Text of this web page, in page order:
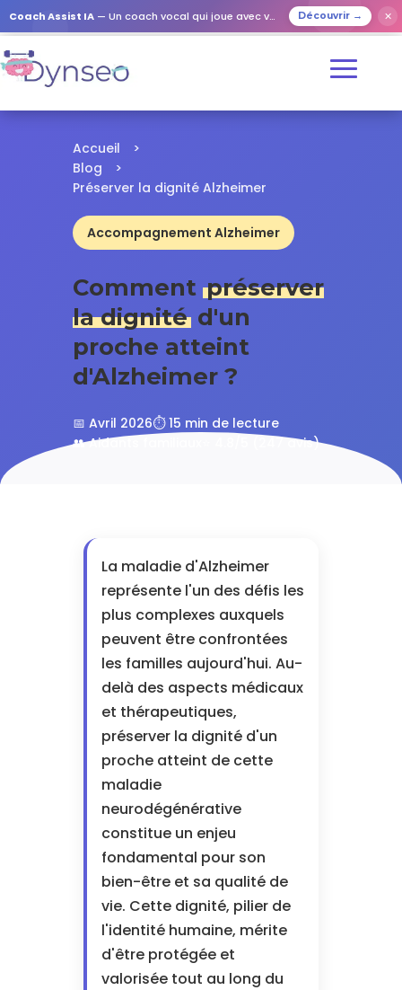
Coach Assist IA — Un coach vocal qui joue avec vos proches Découvrir → ✕
Accueil
>
Blog
>
Préserver la dignité Alzheimer
Accompagnement Alzheimer
Comment préserver
la dignitéd'un
proche atteint
d'Alzheimer ?
📅 Avril 2026⏱️ 15 min de lecture
👥 Aidants familiaux
⭐ 4.8/5 (247 avis)
La maladie d'Alzheimer
représente l'un des défis les
plus complexes auxquels
peuvent être confrontées
les familles aujourd'hui. Au-
delà des aspects médicaux
et thérapeutiques,
préserver la dignité d'un
proche atteint de cette
maladie
neurodégénérative
constitue un enjeu
fondamental pour son
bien-être et sa qualité de
vie. Cette dignité, pilier de
l'identité humaine, mérite
d'être protégée et
valorisée tout au long du